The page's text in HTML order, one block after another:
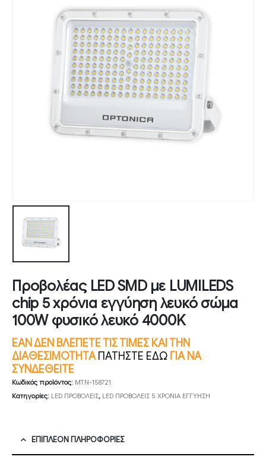
Προβολέας LED SMD με LUMILEDS
chip 5 χρόνια εγγύηση λευκό σώμα
100W φυσικό λευκό 4000K
ΕΑΝ ΔΕΝ ΒΛΕΠΕΤΕ ΤΙΣ ΤΙΜΕΣ ΚΑΙ ΤΗΝ
ΔΙΑΘΕΣΙΜΟΤΗΤΑ ΠΑΤΗΣΤΕ ΕΔΩ ΓΙΑ ΝΑ
ΣΥΝΔΕΘΕΙΤΕ
Κωδικός προϊόντος: MTN-158721
Κατηγορίες: LED ΠΡΟΒΟΛΕΙΣ, LED ΠΡΟΒΟΛΕΙΣ 5 ΧΡΟΝΙΑ ΕΓΓΥΗΣΗ
ΕΠΙΠΛΈΟΝ ΠΛΗΡΟΦΟΡΊΕΣ